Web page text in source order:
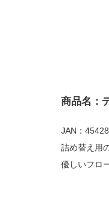
商品名：
JAN：
詰め替え用
優しいフロ